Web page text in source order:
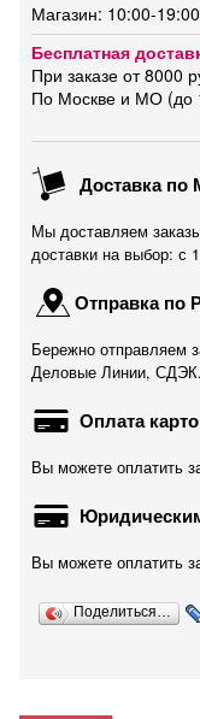
Магазин: 10:00-
Бесплатная
При заказе от 8000
По Москве и МО (до
Доставка
Мы доставляем
доставки на выбор: с
Отправка по
Бережно отправляем
Деловые Линии,
Оплата
Вы можете оплатить
Вы можете оплатить
Поделиться…